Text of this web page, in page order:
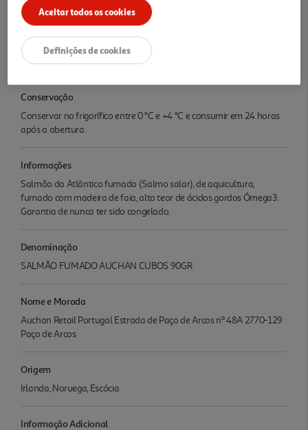
0.09 KG
Ingredientes/Composição
Salmão-do-Atlântico (Salmo salar) (peixe) 97 %, sal 3 %.
Conservação
Conservar no frigorífico entre 0 °C e +4 °C e consumir em 24 horas
após a abertura.
Informações
Salmão do Atlântico fumado (Salmo salar), de aquicultura,
fumado com madeira de faia, alto teor de ácidos gordos Ómega3.
Garantia de nunca ter sido congelado.
Denominação
SALMÃO FUMADO AUCHAN CUBOS 90GR
Nome e Morada
Auchan Retail Portugal Estrada de Paço de Arcos nº 48A 2770-129
Paço de Arcos
Origem
Irlanda, Noruega, Escócia
Informação Adicional
Aceitar todos os cookies
Definições de cookies